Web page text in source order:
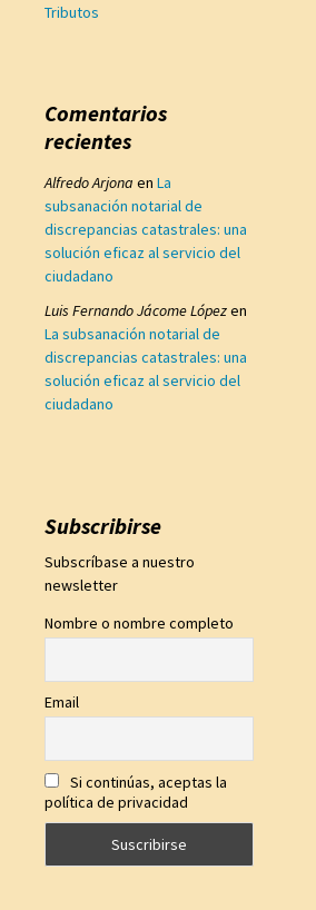
Tributos
Comentarios
recientes
Alfredo Arjona en La
subsanación notarial de
discrepancias catastrales: una
solución eficaz al servicio del
ciudadano
Luis Fernando Jácome Lópezen
La subsanación notarial de
discrepancias catastrales: una
solución eficaz al servicio del
ciudadano
Subscribirse
Subscríbase a nuestro
newsletter
Nombre o nombre completo
Email
Si continúas, aceptas la
política de privacidad